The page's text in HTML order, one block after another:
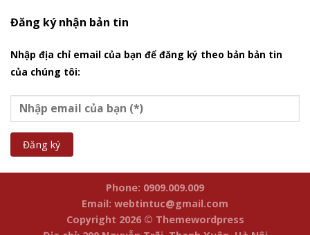
Đăng ký nhận bản tin
Nhập địa chỉ email của bạn để đăng ký theo bản bản tin
của chúng tôi:
Phone: 0909.009.009
Email: webtintuc@gmail.com
Copyright 2026 © Themewordpress